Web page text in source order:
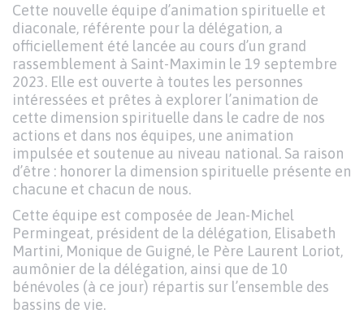
Cette nouvelle équipe d’animation spirituelle et
diaconale, référente pour la délégation, a
officiellement été lancée au cours d’un grand
rassemblement à Saint-Maximin le 19 septembre
2023. Elle est ouverte à toutes les personnes
intéressées et prêtes à explorer l’animation de
cette dimension spirituelle dans le cadre de nos
actions et dans nos équipes, une animation
impulsée et soutenue au niveau national. Sa raison
d’être : honorer la dimension spirituelle présente en
chacune et chacun de nous.
Cette équipe est composée de Jean-Michel
Permingeat, président de la délégation, Elisabeth
Martini, Monique de Guigné, le Père Laurent Loriot,
aumônier de la délégation, ainsi que de 10
bénévoles (à ce jour) répartis sur l’ensemble des
bassins de vie.